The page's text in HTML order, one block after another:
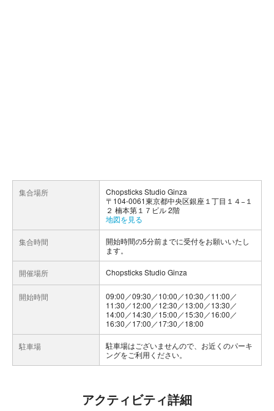
集合場所
Chopsticks Studio Ginza
〒104-0061東京都中央区銀座１丁目１４−１
２ 楠本第１７ビル 2階
地図を見る
集合時間
開始時間の5分前までに受付をお願いいたし
ます。
開催場所 Chopsticks Studio Ginza
開始時間
09:00／09:30／10:00／10:30／11:00／
11:30／12:00／12:30／13:00／13:30／
14:00／14:30／15:00／15:30／16:00／
16:30／17:00／17:30／18:00
駐車場
駐車場はございませんので、お近くのパーキ
ングをご利用ください。
アクティビティ詳細